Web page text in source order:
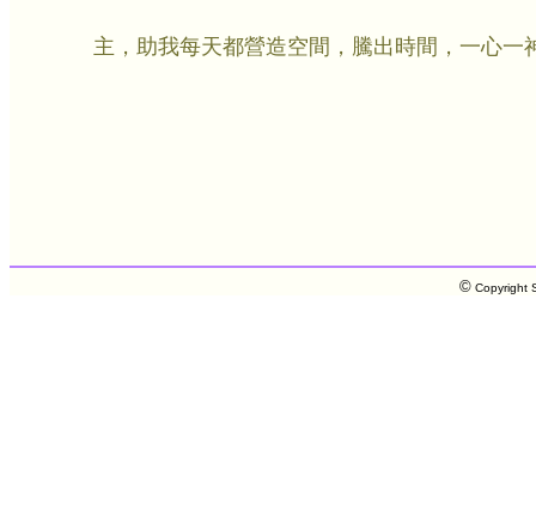
主，助我每天都營造空間，騰出時間，一心一
© Copyright